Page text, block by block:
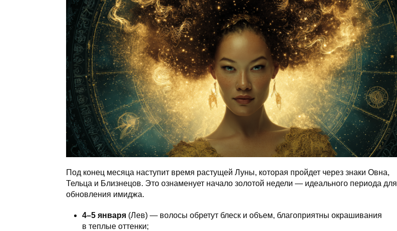
Под конец месяца наступит время растущей Луны, которая пройдет через знаки Овна,
Тельца и Близнецов. Это ознаменует начало золотой недели — идеального периода для
обновления имиджа.
4–5 января (Лев) — волосы обретут блеск и объем, благоприятны окрашивания
в теплые оттенки;